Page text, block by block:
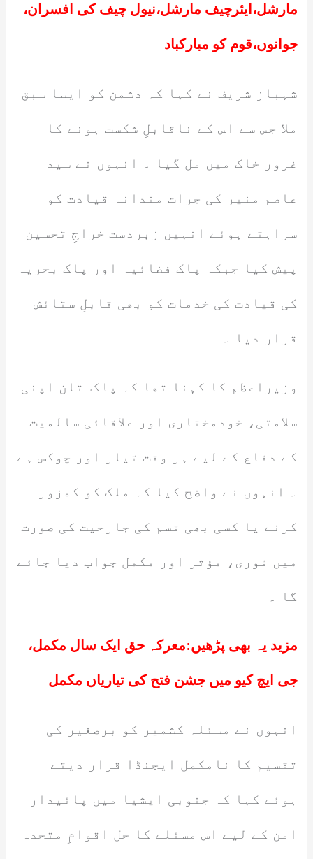
مارشل،ایئرچیف مارشل،نیول چیف کی افسران،
جوانوں،قوم کو مبارکباد
شہباز شریف نے کہا کہ دشمن کو ایسا سبق
ملا جس سے اس کے ناقابلِ شکست ہونے کا
غرور خاک میں مل گیا ۔ انہوں نے سید
عاصم منیر کی جرات مندانہ قیادت کو
سراہتے ہوئے انہیں زبردست خراجِ تحسین
پیش کیا جبکہ پاک فضائیہ اور پاک بحریہ
کی قیادت کی خدمات کو بھی قابلِ ستائش
قرار دیا ۔
وزیراعظم کا کہنا تھا کہ پاکستان اپنی
سلامتی، خودمختاری اور علاقائی سالمیت
کے دفاع کے لیے ہر وقت تیار اور چوکس ہے
۔ انہوں نے واضح کیا کہ ملک کو کمزور
کرنے یا کسی بھی قسم کی جارحیت کی صورت
میں فوری، مؤثر اور مکمل جواب دیا جائے
گا ۔
مزید یہ بھی پڑھیں:معرکہ حق ایک سال مکمل،
جی ایچ کیو میں جشن فتح کی تیاریاں مکمل
انہوں نے مسئلہ کشمیر کو برصغیر کی
تقسیم کا نامکمل ایجنڈا قرار دیتے
ہوئے کہا کہ جنوبی ایشیا میں پائیدار
امن کے لیے اس مسئلے کا حل اقوامِ متحدہ